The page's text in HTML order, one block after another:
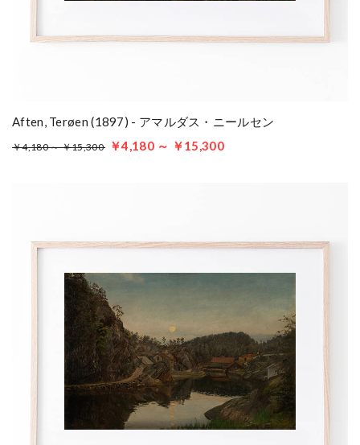
Aften, Terøen (1897) - アマルダス・ニールセン
￥4,180 ～ ￥15,300 ￥4,180 ～ ￥15,300